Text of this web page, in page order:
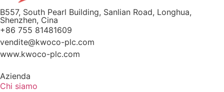
B557, South Pearl Building, Sanlian Road, Longhua,
Shenzhen, Cina
+86 755 81481609
vendite@kwoco-plc.com
www.kwoco-plc.com
Azienda
Chi siamo